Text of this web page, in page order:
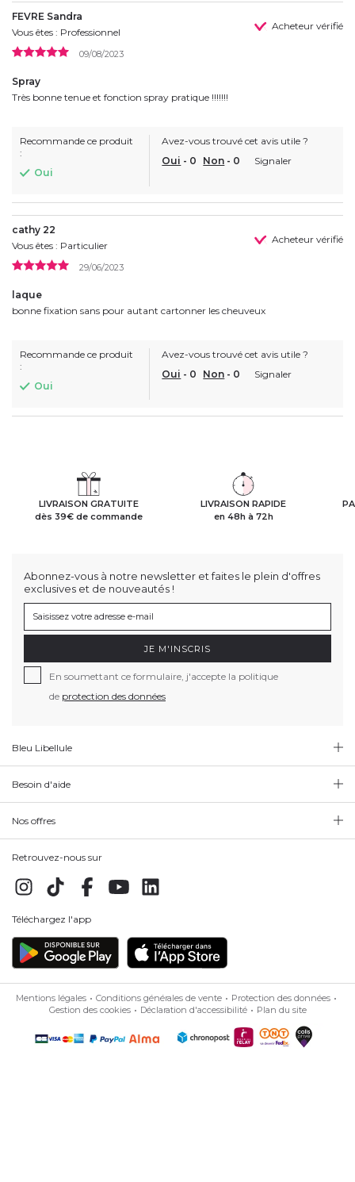
FEVRE Sandra
Vous êtes : Professionnel
Acheteur vérifié
09/08/2023
Spray
Très bonne tenue et fonction spray pratique !!!!!!!
Recommande ce produit
:
Oui
Avez-vous trouvé cet avis utile ?
Oui - 0 Non - 0 Signaler
cathy 22
Vous êtes : Particulier
Acheteur vérifié
29/06/2023
laque
bonne fixation sans pour autant cartonner les cheuveux
Recommande ce produit
:
Oui
Avez-vous trouvé cet avis utile ?
Oui - 0 Non - 0 Signaler
LIVRAISON GRATUITE
dès 39€ de commande
LIVRAISON RAPIDE
en 48h à 72h
Abonnez-vous à notre newsletter et faites le plein d'offres
exclusives et de nouveautés !
JE M'INSCRIS
En soumettant ce formulaire, j'accepte la politique
de protection des données
Bleu Libellule
Besoin d'aide
Nos offres
Retrouvez-nous sur
Téléchargez l'app
Mentions légales Conditions générales de vente
Protection des données
Gestion des cookies
Déclaration d'accessibilité Plan du site